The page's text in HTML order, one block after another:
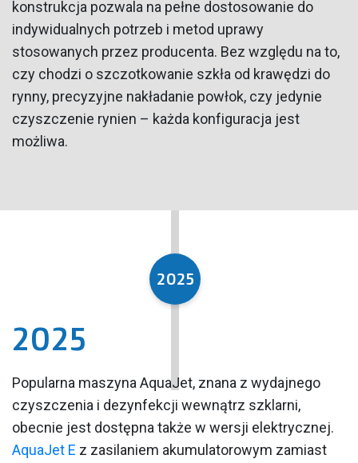
konstrukcja pozwala na pełne dostosowanie do
indywidualnych potrzeb i metod uprawy
stosowanych przez producenta. Bez względu na to,
czy chodzi o szczotkowanie szkła od krawędzi do
rynny, precyzyjne nakładanie powłok, czy jedynie
czyszczenie rynien – każda konfiguracja jest
możliwa.
2025
2025
Popularna maszyna AquaJet, znana z wydajnego
czyszczenia i dezynfekcji wewnątrz szklarni,
obecnie jest dostępna także w wersji elektrycznej.
AquaJet E z zasilaniem akumulatorowym zamiast